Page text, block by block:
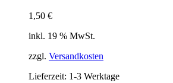
1,50 €
inkl. 19 % MwSt.
zzgl. Versandkosten
Lieferzeit: 1-3 Werktage